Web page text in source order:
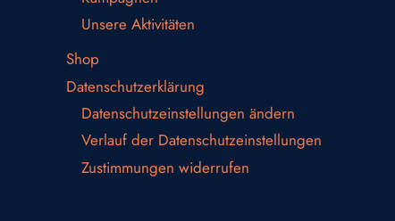
Unsere Aktivitäten
Shop
Datenschutzerklärung
Datenschutzeinstellungen ändern
Verlauf der Datenschutzeinstellungen
Zustimmungen widerrufen